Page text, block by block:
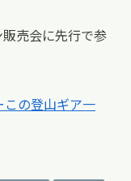
売会に先行で参
この登山ギア一